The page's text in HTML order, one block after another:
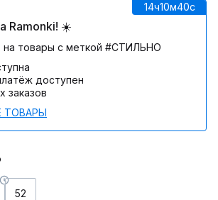
14ч10м40c
Ramonki! ☀️
на товары с меткой #СТИЛЬНО
доступен
заказов
ТОВАРЫ
52